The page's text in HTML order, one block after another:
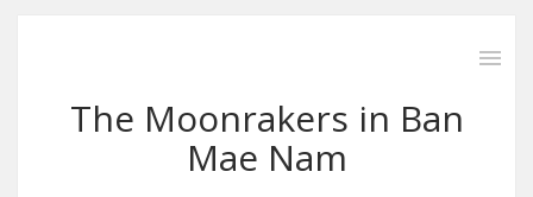
The Moonrakers in Ban
Mae Nam